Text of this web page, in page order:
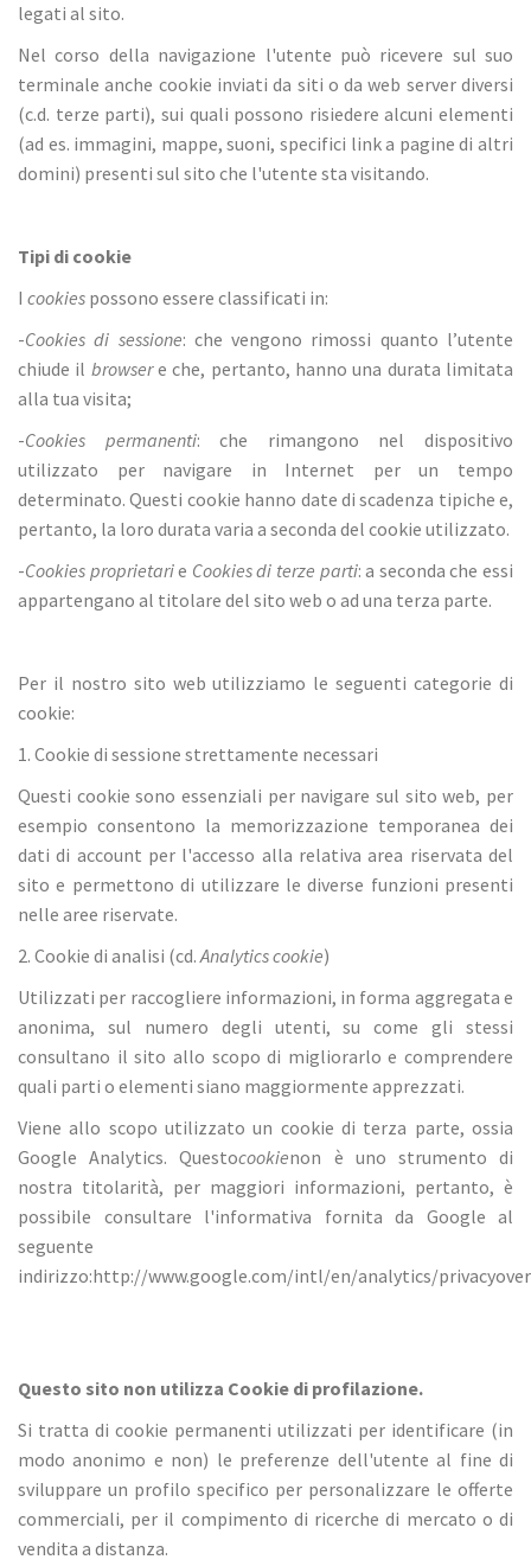
legati al sito.
Nel corso della navigazione l'utente può ricevere sul suo
terminale anche cookie inviati da siti o da web server diversi
(c.d. terze parti), sui quali possono risiedere alcuni elementi
(ad es. immagini, mappe, suoni, specifici link a pagine di altri
domini) presenti sul sito che l'utente sta visitando.
Tipi di cookie
I cookies possono essere classificati in:
-Cookies di sessione: che vengono rimossi quanto l’utente
chiude il browsere che, pertanto, hanno una durata limitata
alla tua visita;
-Cookies permanenti: che rimangono nel dispositivo
utilizzato per navigare in Internet per un tempo
determinato. Questi cookie hanno date di scadenza tipiche e,
pertanto, la loro durata varia a seconda del cookie utilizzato.
-Cookies proprietarie Cookies di terze parti: a seconda che essi
appartengano al titolare del sito web o ad una terza parte.
Per il nostro sito web utilizziamo le seguenti categorie di
cookie:
1. Cookie di sessione strettamente necessari
Questi cookie sono essenziali per navigare sul sito web, per
esempio consentono la memorizzazione temporanea dei
dati di account per l'accesso alla relativa area riservata del
sito e permettono di utilizzare le diverse funzioni presenti
nelle aree riservate.
2. Cookie di analisi (cd.Analytics cookie)
Utilizzati per raccogliere informazioni, in forma aggregata e
anonima, sul numero degli utenti, su come gli stessi
consultano il sito allo scopo di migliorarlo e comprendere
quali parti o elementi siano maggiormente apprezzati.
Viene allo scopo utilizzato un cookie di terza parte, ossia
Google Analytics. Questocookienon è uno strumento di
nostra titolarità, per maggiori informazioni, pertanto, è
possibile consultare l'informativa fornita da Google al
seguente
indirizzo:http://www.google.com/intl/en/analytics/
Questo sito non utilizza Cookie di profilazione.
Si tratta di cookie permanenti utilizzati per identificare (in
modo anonimo e non) le preferenze dell'utente al fine di
sviluppare un profilo specifico per personalizzare le offerte
commerciali, per il compimento di ricerche di mercato o di
vendita a distanza.